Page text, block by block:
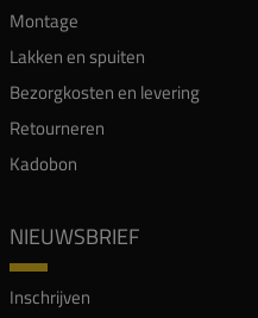
Montage
Lakken en spuiten
Bezorgkosten en levering
Retourneren
Kadobon
NIEUWSBRIEF
Inschrijven